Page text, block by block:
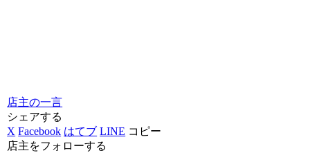
店主の一言
シェアする
X Facebook はてブ LINE コピー
店主をフォローする